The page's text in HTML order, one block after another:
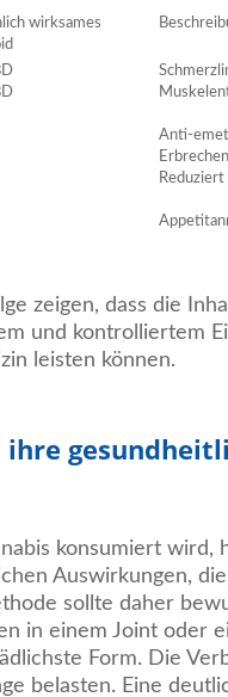
wirksames
Anti-
zeigen, dass die
und kontrolliertem
leisten können.
konsumiert wird,
Auswirkungen,
sollte daher
in einem Joint oder
Form. Die
belasten. Eine